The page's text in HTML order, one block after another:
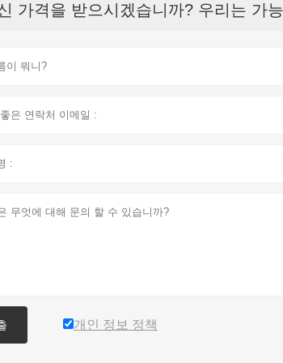
가격을 받으시겠습니까? 우리는 가
개인 정보 정책